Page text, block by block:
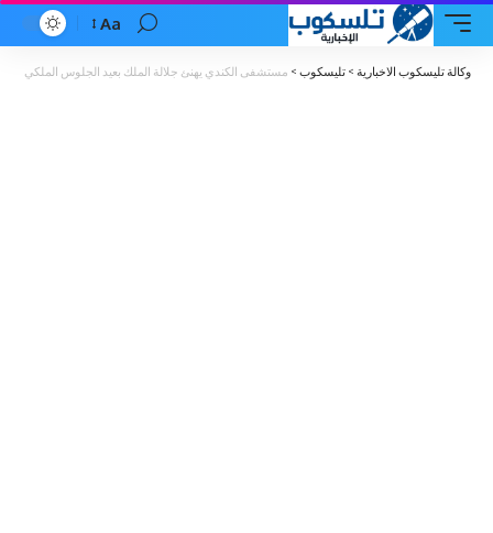
Font
Resizer
Aa
وكالة تليسكوب الاخبارية > تليسكوب > مستشفى الكندي يهنئ جلالة الملك بعيد الجلوس الملكي